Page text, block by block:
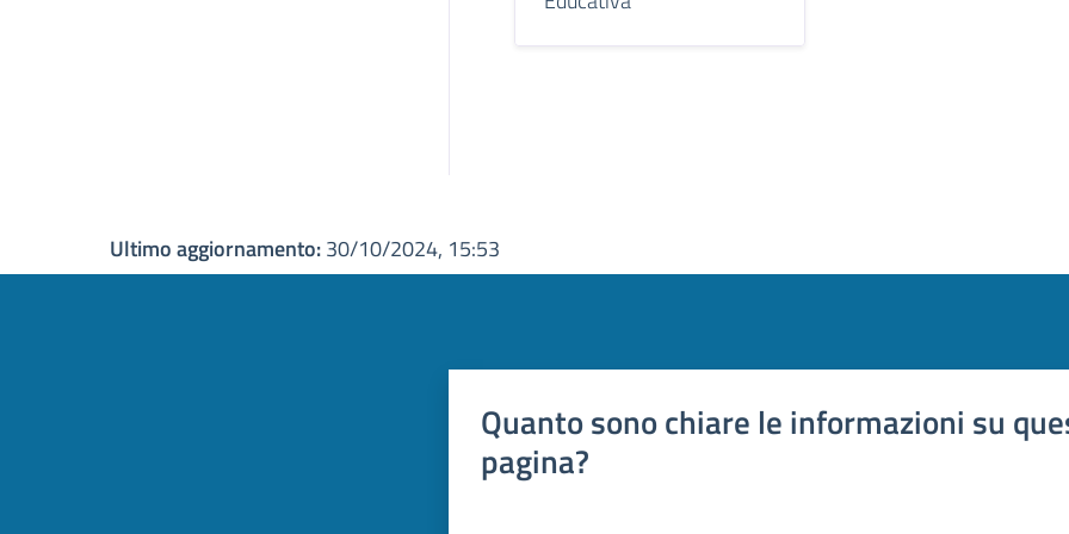
Ultimo aggiornamento:30/10/2024, 15:53
Quanto sono chiare le informazioni su
pagina?